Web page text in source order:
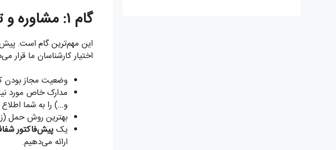
گام ۱: مشاوره و تطبیق کالا با قوانین عراق
این مهم‌ترین گام است. پیش
اختیار کارشناسان ما قرار
وضعیت مجاز بودن
و…) را به شما
بهترین روش حمل
یک پیش‌فاکتور
ارائه می‌دهیم.